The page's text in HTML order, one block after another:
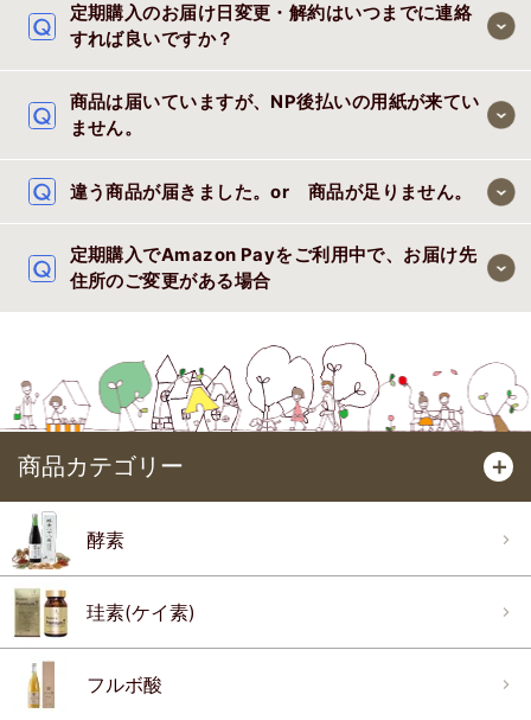
定期購入のお届け日変更・解約はいつまでに連絡
すれば良いですか？
商品は届いていますが、NP後払いの用紙が来てい
ません。
違う商品が届きました。or 商品が足りません。
定期購入でAmazon Payをご利用中で、お届け先
住所のご変更がある場合
商品カテゴリー ＋
酵素
珪素(ケイ素)
フルボ酸